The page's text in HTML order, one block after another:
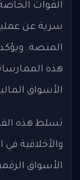
القوات
سرية عن
المنصة.
هذه
الأسواق
تسلط هذه
والأخلاقية
الأسواق